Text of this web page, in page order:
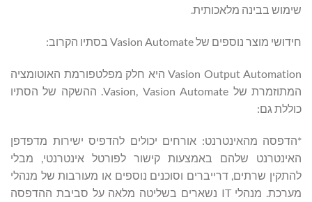
שימוש בבינה מלאכותית.
חידושי מוצר נוספים של Vasion Automate בסתיו הקרוב:
Vasion Output Automation היא חלק מפלטפורמת האוטומציה
המתוזמרת של Vasion, Vasion Automate. ההשקה של הסתיו
כוללת גם:
*הדפסה מהאינטרנט: אורחים יכולים להדפיס ישירות מדפדפן
האינטרנט שלהם באמצעות קישור לפורטל אינטרנטי, מבלי
להתקין שרתים, דרייברים וסוכנים נוספים או מעורבות של מנהלי
מערכת. מנהלי IT נשארים בשליטה מלאה על סביבת ההדפסה